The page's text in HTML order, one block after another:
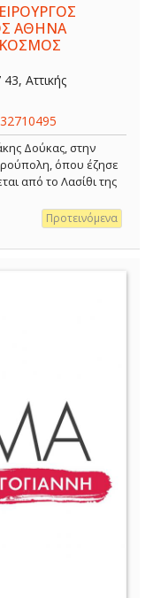
ΑΘΗΝΑ
Αττικής
Δούκας, στην
όπου έζησε
από το Λασίθι της
Προτεινόμενα